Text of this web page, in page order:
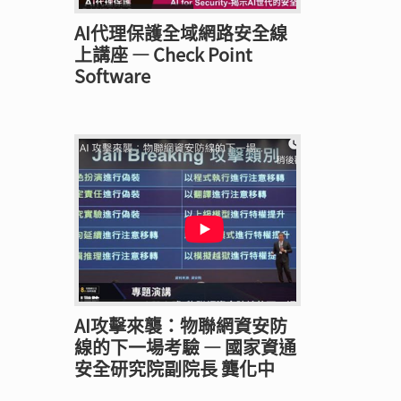
AI代理保護全域網路安全線
上講座 — Check Point
Software
AI攻擊來襲：物聯網資安防
線的下一場考驗 — 國家資通
安全研究院副院長 龔化中